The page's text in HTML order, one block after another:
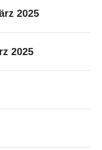
2025
2025